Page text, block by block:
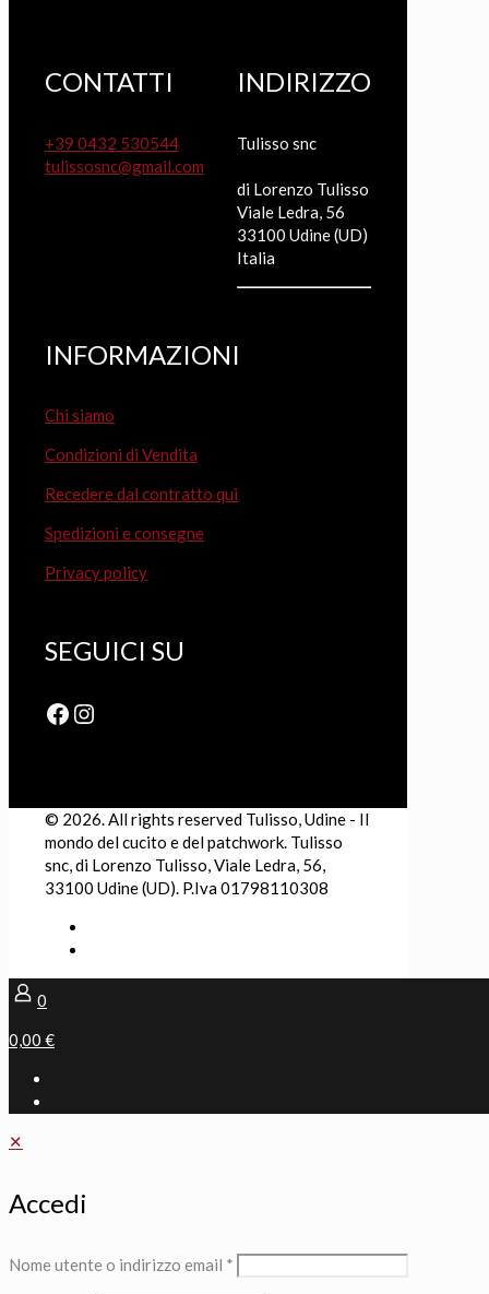
CONTATTI
+39 0432 530544
tulissosnc@gmail.com
INDIRIZZO
Tulisso snc
di Lorenzo Tulisso
Viale Ledra, 56
33100 Udine (UD)
Italia
INFORMAZIONI
Chi siamo
Condizioni di Vendita
Recedere dal contratto qui
Spedizioni e consegne
Privacy policy
SEGUICI SU
Facebook
Instagram
© 2026. All rights reserved Tulisso, Udine - Il
mondo del cucito e del patchwork. Tulisso
snc, di Lorenzo Tulisso, Viale Ledra, 56,
33100 Udine (UD). P.Iva 01798110308
0
0,00 €
✕
Accedi
Nome utente o indirizzo email *